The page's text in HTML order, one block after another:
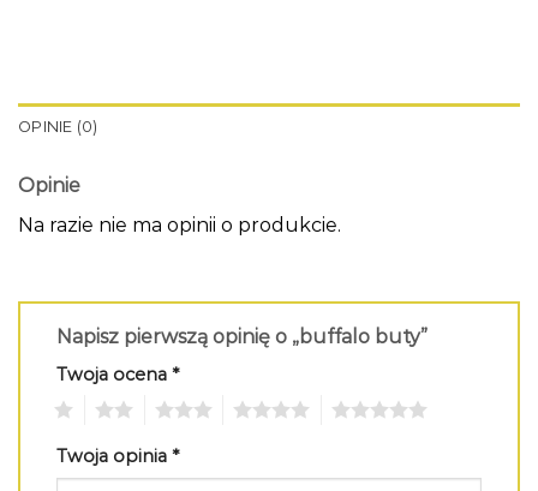
OPINIE (0)
Opinie
Na razie nie ma opinii o produkcie.
Napisz pierwszą opinię o „buffalo buty”
Twoja ocena *
Twoja opinia *